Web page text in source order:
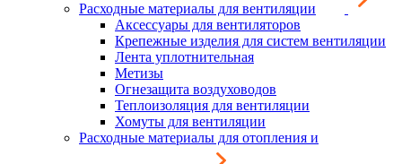
Расходные материалы для вентиляции
Аксессуары для вентиляторов
Крепежные изделия для систем вентиляции
Лента уплотнительная
Метизы
Огнезащита воздуховодов
Теплоизоляция для вентиляции
Хомуты для вентиляции
Расходные материалы для отопления и